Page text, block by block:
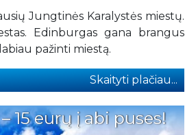
Jungtinės Karalystės miestų.
Edinburgas gana brangus
pažinti miestą.
Skaityti plačiau...
15 eurų į abi puses!